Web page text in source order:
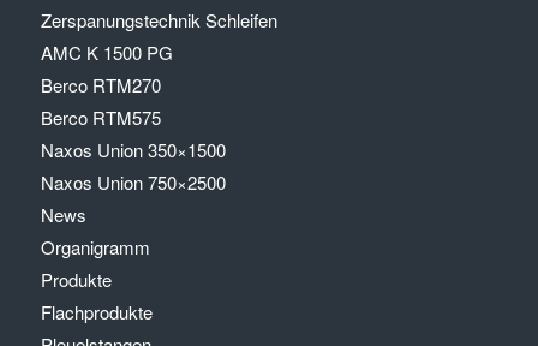
Zerspanungstechnik Schleifen
AMC K 1500 PG
Berco RTM270
Berco RTM575
Naxos Union 350×1500
Naxos Union 750×2500
News
Organigramm
Produkte
Flachprodukte